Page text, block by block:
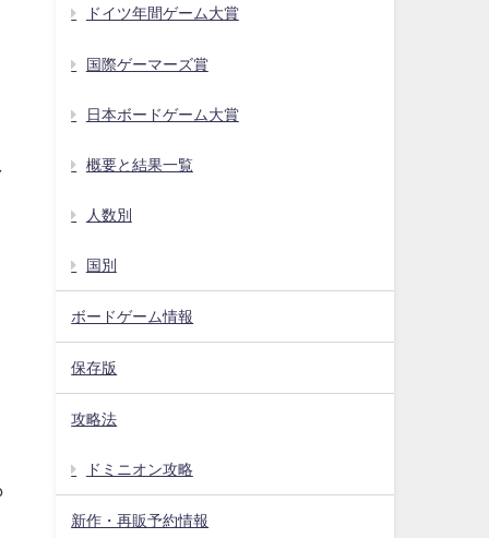
ドイツ年間ゲーム大賞
国際ゲーマーズ賞
日本ボードゲーム大賞
概要と結果一覧
人数別
国別
ボードゲーム情報
保存版
攻略法
ドミニオン攻略
新作・再販予約情報